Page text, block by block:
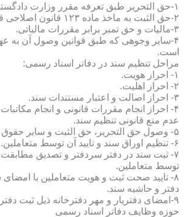
۱-حق التحریر طبق تعرفه مقرر وزارت دادگستری.
۲-حق الثبت به ماخذ ماده ۱۲۳ قانون اصلاحی قانون ثبت.
۳-مالیات و حق تمبر برابر مقررات مالیاتی.
۴-سایر وجوهی که طبق قوانین وصول آن به
است.
مراحل تنظیم سند در دفاتر اسناد رسمی:
۱- احراز هویت.
۲- احراز اهلیت.
۳- احراز اصالت و اعتبار مستندات سند.
۴- احراز انجام مقررات قانونی و انجام
عدم منع قانونی تنظیم سند.
۵- وصول حق التحریر، حق الثبت و سایر حقوق دولتی.
۶- تنظیم اوراق سند و تایید آن توسط متعاملین.
۷- ثبت سند در دفتر سردفتر و تصدیق مطابقت
توسط متعاملین.
۸- تایید صحت ثبت و هویت متعاملین با
دفتر و حاشیه سند.
۹-امضای دفتریار و مهر دفترخانه ذیل ثبت دفتر و در حاشیه سند.
حوزه وظایف دفاتر اسناد رسمی